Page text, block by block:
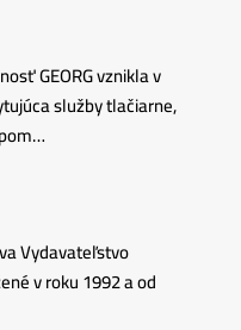
GEORG vznikla v
služby tlačiarne,
Vydavateľstvo
v roku 1992 a od